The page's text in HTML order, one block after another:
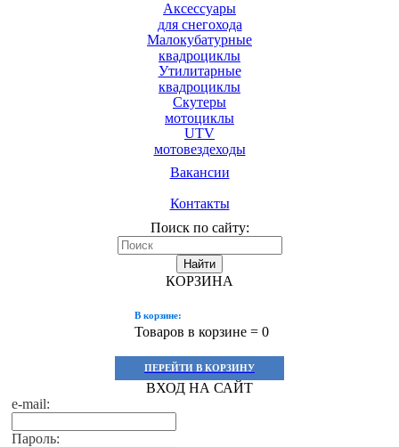
Аксессуары
для снегохода
Малокубатурные
квадроциклы
Утилитарные
квадроциклы
Скутеры
мотоциклы
UTV
мотовездеходы
Вакансии
Контакты
Поиск по сайту:
Найти
КОРЗИНА
В корзине:
Товаров в корзине = 0
ПЕРЕЙТИ В КОРЗИНУ
ВХОД НА САЙТ
e-mail:
Пароль: